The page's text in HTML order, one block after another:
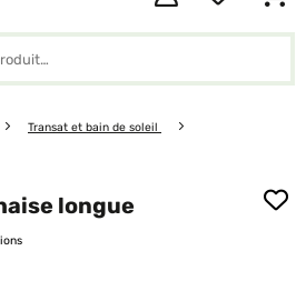
Transat et bain de soleil
longue